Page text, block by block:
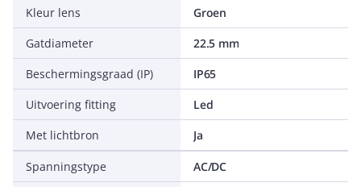
Kleur lens
Groen
Gatdiameter
22.5 mm
Beschermingsgraad (IP)
IP65
Uitvoering fitting
Led
Met lichtbron
Ja
Spanningstype AC/DC